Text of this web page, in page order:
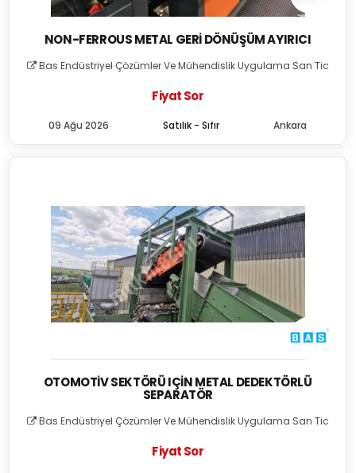
NON-FERROUS METAL GERI DÖNÜŞÜM AYIRICI
Bas Endüstriyel Çözümler Ve Mühendislik Uygulama San Tic
Fiyat Sor
Satılık - Sıfır
09 Ağu 2026 Ankara
OTOMOTIV SEKTÖRÜ IÇIN METAL DEDEKTÖRLÜ
SEPARATÖR
Bas Endüstriyel Çözümler Ve Mühendislik Uygulama San Tic
Fiyat Sor